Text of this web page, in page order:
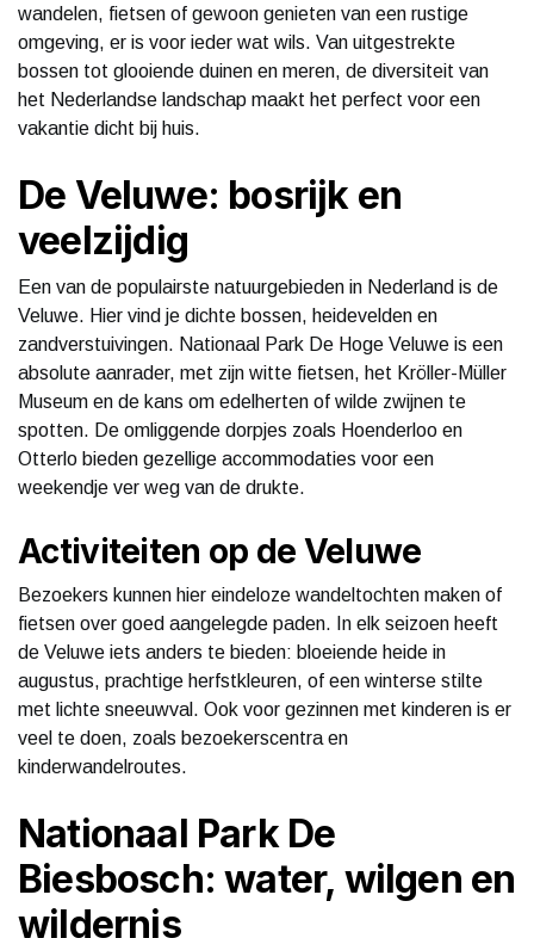
wandelen, fietsen of gewoon genieten van een rustige
omgeving, er is voor ieder wat wils. Van uitgestrekte
bossen tot glooiende duinen en meren, de diversiteit van
het Nederlandse landschap maakt het perfect voor een
vakantie dicht bij huis.
De Veluwe: bosrijk en
veelzijdig
Een van de populairste natuurgebieden in Nederland is de
Veluwe. Hier vind je dichte bossen, heidevelden en
zandverstuivingen. Nationaal Park De Hoge Veluwe is een
absolute aanrader, met zijn witte fietsen, het Kröller-Müller
Museum en de kans om edelherten of wilde zwijnen te
spotten. De omliggende dorpjes zoals Hoenderloo en
Otterlo bieden gezellige accommodaties voor een
weekendje ver weg van de drukte.
Activiteiten op de Veluwe
Bezoekers kunnen hier eindeloze wandeltochten maken of
fietsen over goed aangelegde paden. In elk seizoen heeft
de Veluwe iets anders te bieden: bloeiende heide in
augustus, prachtige herfstkleuren, of een winterse stilte
met lichte sneeuwval. Ook voor gezinnen met kinderen is er
veel te doen, zoals bezoekerscentra en
kinderwandelroutes.
Nationaal Park De
Biesbosch: water, wilgen en
wildernis